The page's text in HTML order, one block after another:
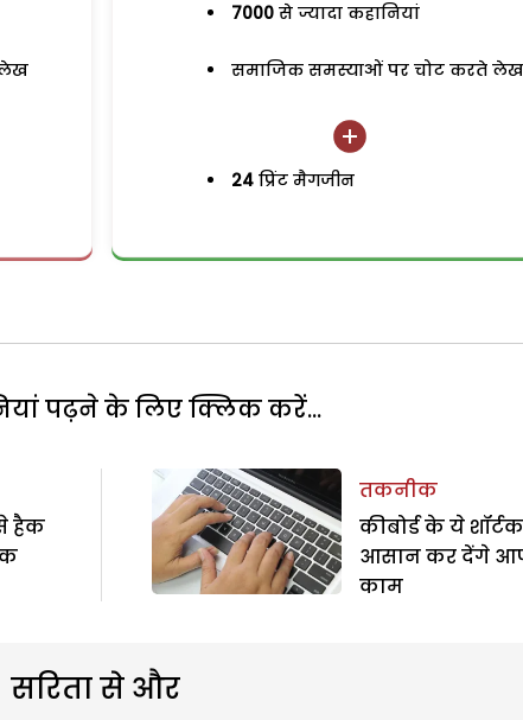
लेख
7000 से ज्यादा कहानियां
समाजिक समस्याओं पर चोट करते लेख
24 प्रिंट मैगजीन
पढ़ने के लिए क्लिक करें...
हैक
तकनीक
कीबोर्ड के ये
आसान कर देंगे
काम
सरिता से और